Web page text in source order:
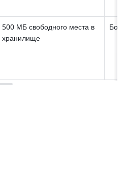
500 МБ свободного места в
хранилище